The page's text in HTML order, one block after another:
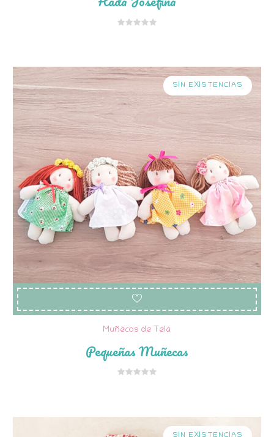
SIN EXISTENCIAS
Muñecos de Tela
Pequeñas Muñecas
SIN EXISTENCIAS